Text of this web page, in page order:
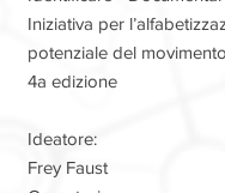
Iniziativa per
potenziale del
4a edizione
Ideatore:
Frey Faust